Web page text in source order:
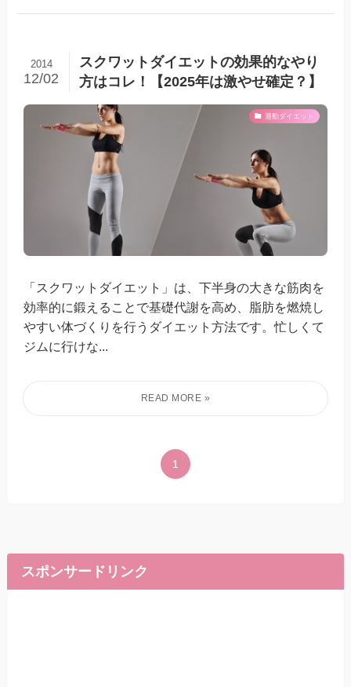
スクワットダイエットの効果的なやり
方はコレ！【2025年は激やせ確定？】
2014
12/02
運動ダイエット
「スクワットダイエット」は、下半身の大きな筋肉を
効率的に鍛えることで基礎代謝を高め、脂肪を燃焼し
やすい体づくりを行うダイエット方法です。忙しくて
ジムに行けな...
1
スポンサードリンク